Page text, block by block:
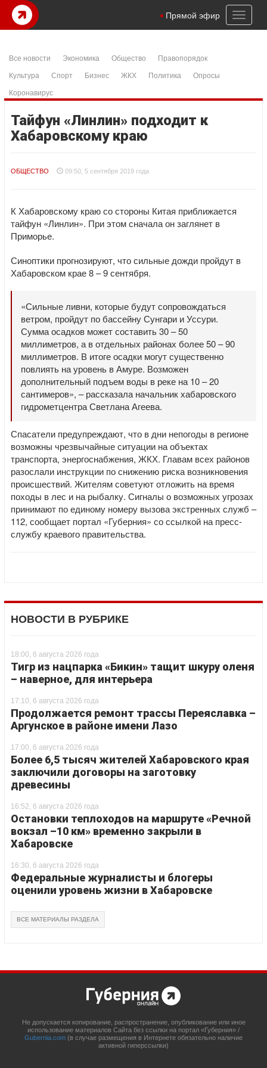
Toggle
Прямой эфир
Все новости Экономика Общество
Правопорядок
Культура
Спорт Бизнес ЖКХ Политика
Опросы
Коронавирус
Тайфун «Линлин» подходит к
Хабаровскому краю
ОБЩЕСТВО 09:50, 5 сентября 2019 года
К Хабаровскому краю со стороны Китая приближается
тайфун «Линлин». При этом сначала он заглянет в
Приморье.
Синоптики прогнозируют, что сильные дожди пройдут в
Хабаровском крае 8 – 9 сентября.
«Сильные ливни, которые будут сопровождаться
ветром, пройдут по бассейну Сунгари и Уссури.
Сумма осадков может составить 30 – 50
миллиметров, а в отдельных районах более 50 – 90
миллиметров. В итоге осадки могут существенно
повлиять на уровень в Амуре. Возможен
дополнительный подъем воды в реке на 10 – 20
сантимеров», – рассказала начальник хабаровского
гидрометцентра Светлана Агеева.
Спасатели предупреждают, что в дни непогоды в регионе
возможны чрезвычайные ситуации на объектах
транспорта, энергоснабжения, ЖКХ. Главам всех районов
разослали инструкции по снижению риска возникновения
происшествий. Жителям советуют отложить на время
походы в лес и на рыбалку. Сигналы о возможных угрозах
принимают по единому номеру вызова экстренных служб –
112, сообщает портал «Губерния» со ссылкой на пресс-
службу краевого правительства.
НОВОСТИ В РУБРИКЕ
18:00, 6 августа 2026 года
Тигр из нацпарка «Бикин» тащит шкуру оленя
– наверное, для интерьера
17:10, 6 августа 2026 года
Продолжается ремонт трассы Переяславка –
Аргунское в районе имени Лазо
17:00, 6 августа 2026 года
Более 6,5 тысяч жителей Хабаровского края
заключили договоры на заготовку
древесины
16:52, 6 августа 2026 года
Остановки теплоходов на маршруте «Речной
вокзал –10 км» временно закрыли в
Хабаровске
16:30, 6 августа 2026 года
Федеральные журналисты и блогеры
оценили уровень жизни в Хабаровске
ВСЕ МАТЕРИАЛЫ РАЗДЕЛА
Не допускается копирование, распространение, опубликование или иное
использование материалов Сайта без ссылки на портал «Губерния» /
Gubernia.com (в случае размещения в Интернете обязательно наличие
активной гиперссылки)